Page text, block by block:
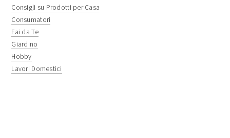
Consigli su Prodotti per Casa
Consumatori
Fai da Te
Giardino
Hobby
Lavori Domestici